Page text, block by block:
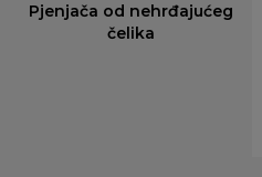
Pjenjača od nehrđajućeg
čelika